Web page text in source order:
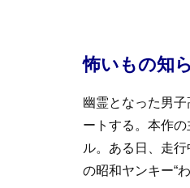
怖いもの知
幽霊となった男
ートする。本作
ル。ある日、走
の昭和ヤンキー“